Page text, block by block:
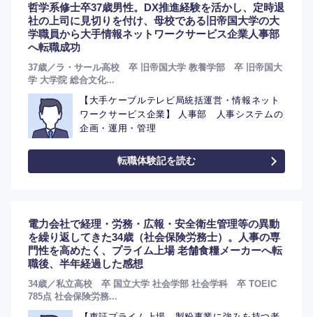
海外
哲学系修士卒37歳男性。DX推進経験を活かし、定時退
社の上司に見切りを付け、母校である旧帝国大学の大
学職員から大手情報ネットワークサービス企業人事部
へ転職成功
37歳／ラ・サール高校 卒 旧帝国大学 教養学部 卒 旧帝国大
学 大学院 総合文化...
【大手ケーブルテレビ局統括運営・情報ネット
ワークサービス企業】 人事部 人事システムの
企画・運用・管理
転職体験記を読む
電力会社で経理・労務・広報・安全衛生管理等の異動
を繰り返してきた34歳（社会保険労務士）。人事の専
門性を高めたく、プライム上場 老舗食糧メーカーへ転
職後、半年経過した感想
34歳／私立高校 卒 国立大学 社会学部 社会学科 卒 TOEIC
785点 社会保険労務...